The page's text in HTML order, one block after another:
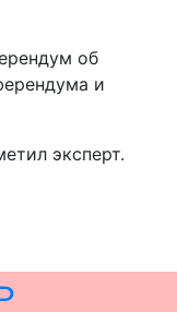
об
и
эксперт.